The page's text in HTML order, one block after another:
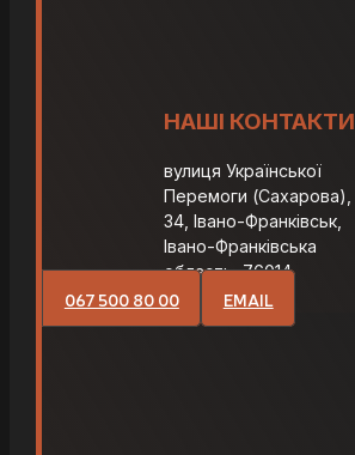
НАШІ КОНТАКТИ
вулиця Української
Перемоги (Сахарова),
34, Івано-Франківськ,
Івано-Франківська
область, 76014
067 500 80 00 EMAIL